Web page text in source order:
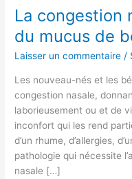
La congestion
du mucus de
Laisser un commentaire /
Les nouveau-nés et les
congestion nasale,
laborieusement ou et de
inconfort qui les rend
d’un rhume, d’allergies,
pathologie qui nécessite
nasale […]